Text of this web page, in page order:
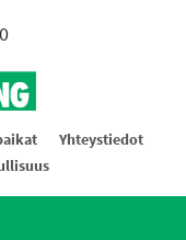
Yhteystiedot